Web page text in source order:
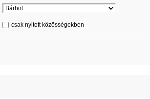
csak nyitott közösségekben